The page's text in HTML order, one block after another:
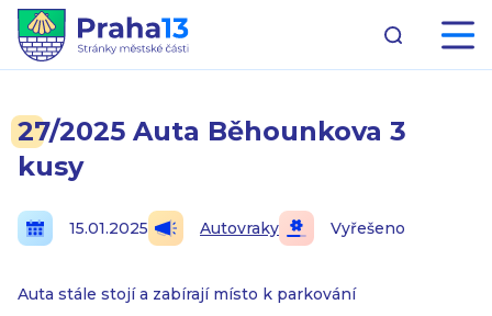
27/2025 Auta Běhounkova 3
kusy
15.01.2025 Autovraky Vyřešeno
Auta stále stojí a zabírají místo k parkování